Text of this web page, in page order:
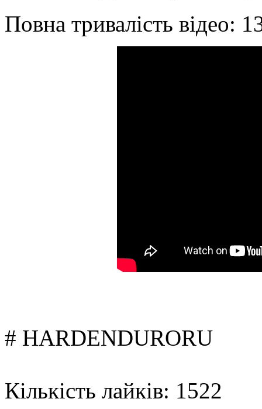
Повна тривалість відео:
# HARDENDURORU
Кількість лайків: 1522